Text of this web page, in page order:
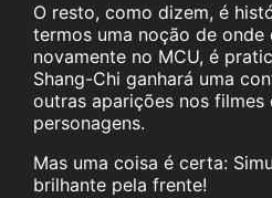
O resto, como dizem, é
termos uma noção de onde
novamente no MCU, é
Shang-Chi ganhará uma
outras aparições nos filmes
personagens.
Mas uma coisa é certa:
brilhante pela frente!